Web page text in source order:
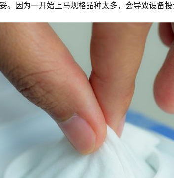
。因为一开始上马规格品种太多，会导致设备